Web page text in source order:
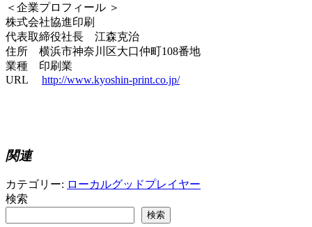
＜企業プロフィール ＞
株式会社協進印刷
代表取締役社長 江森克治
住所 横浜市神奈川区大口仲町108番地
業種 印刷業
URL http://www.kyoshin-print.co.jp/
関連
カテゴリー: ローカルグッドプレイヤー
検索
検索